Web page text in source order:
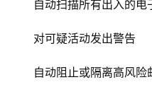
自动扫描所有出入的电
对可疑活动发出警告
自动阻止或隔离高风险